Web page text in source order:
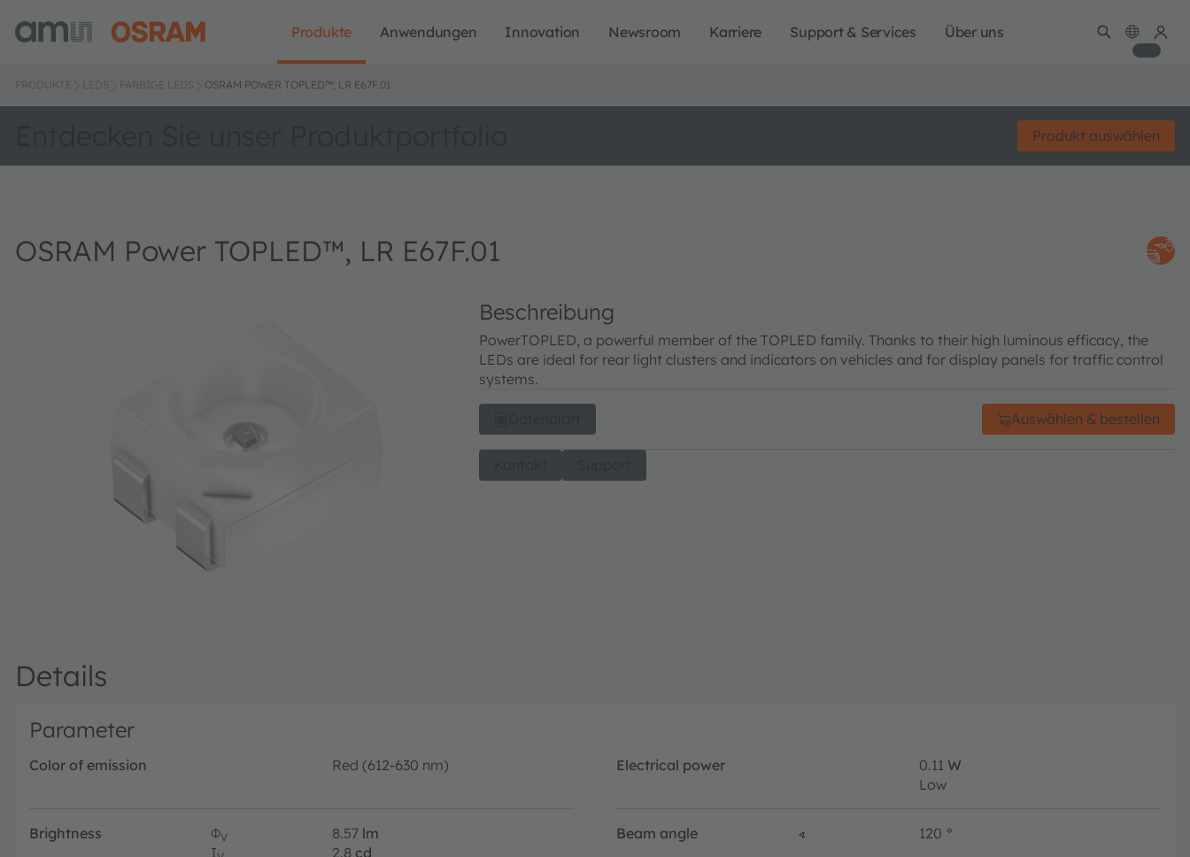
Produkte Anwendungen Innovation Newsroom Karriere Support & Services Über uns
PRODUKTE LEDS FARBIGE LEDS OSRAM POWER TOPLED™, LR E67F.01
Produkt auswählen
OSRAM Power TOPLED™, LR E67F.01
Beschreibung
PowerTOPLED, a powerful member of the TOPLED family. Thanks to their high luminous efficacy, the
LEDs are ideal for rear light clusters and indicators on vehicles and for display panels for traffic control
systems.
Auswählen & bestellen
Details
Parameter
Color of emission Red (612-630 nm) Electrical power 0.11 W
Low
Brightness ΦV 8.57 lm
I
2.8 cd
Beam angle ∢ 120 °